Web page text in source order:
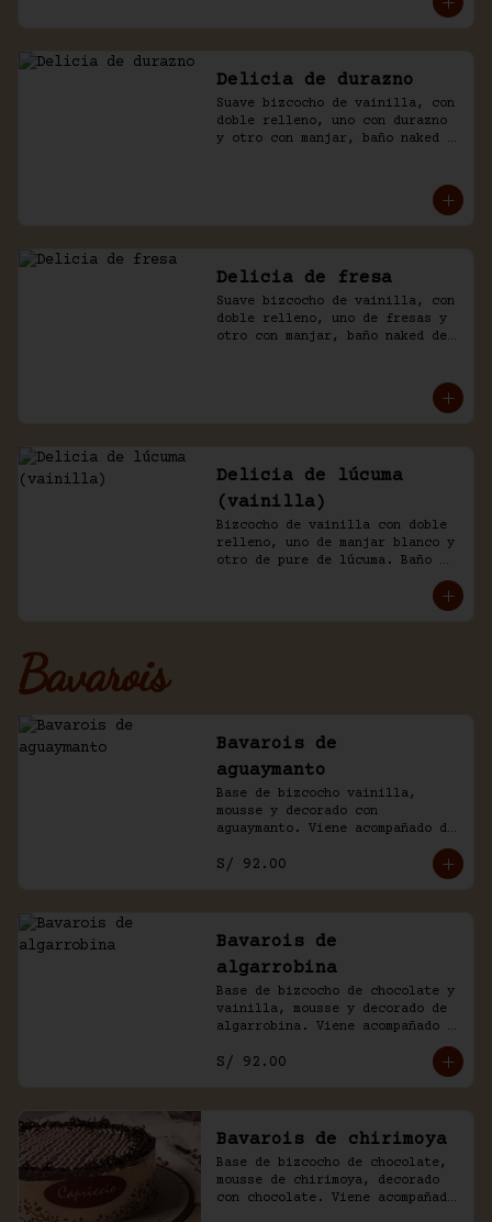
Delicia de durazno
Suave bizcocho de vainilla, con
doble relleno, uno con durazno
y otro con manjar, baño naked
Delicia de fresa
Suave bizcocho de vainilla, con
doble relleno, uno de fresas y
otro con manjar, baño naked de
Delicia de lúcuma
(vainilla)
Bizcocho de vainilla con doble
relleno, uno de manjar blanco y
otro de pure de lúcuma. Baño
Bavarois
Bavarois de
aguaymanto
Base de bizcocho vainilla,
mousse y decorado con
aguaymanto. Viene acompañado de
S/ 92.00
Bavarois de
algarrobina
Base de bizcocho de chocolate y
vainilla, mousse y decorado de
algarrobina. Viene acompañado
S/ 92.00
Bavarois de chirimoya
Base de bizcocho de chocolate,
mousse de chirimoya, decorado
con chocolate. Viene acompañado